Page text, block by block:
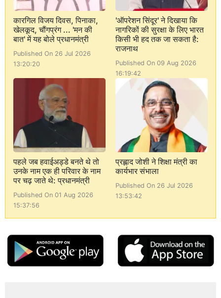
कारगिल विजय दिवस, पिनाका,
खेलकूद, चौंगप्रंग ... 'मन की
बात' में यह बोले प्रधानमंत्री
Published On 26 Jul 2026
13:20:20
'ऑपरेशन सिंदूर' ने दिखाया कि
नागरिकों की सुरक्षा के लिए भारत
किसी भी हद तक जा सकता है:
राजनाथ
Published On 09 Aug 2026
16:19:42
पहले जब हवाईअड्डे बनते थे तो
उनके नाम एक ही परिवार के नाम
पर चढ़ जाते थे: प्रधानमंत्री
Published On 01 Aug 2026
15:37:56
प्रह्लाद जोशी ने शिक्षा मंत्री का
कार्यभार संभाला
Published On 26 Jul 2026
13:53:42